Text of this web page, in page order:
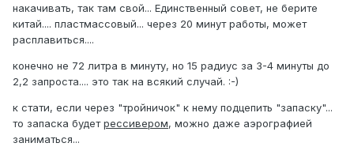
накачивать, так там свой... Единственный совет, не берите
китай.... пластмассовый... через 20 минут работы, может
расплавиться....
конечно не 72 литра в минуту, но 15 радиус за 3-4 минуты до
2,2 запроста.... это так на всякий случай. :-)
к стати, если через "тройничок" к нему подцепить "запаску"...
то запаска будетрессивером, можно даже аэрографией
заниматься...